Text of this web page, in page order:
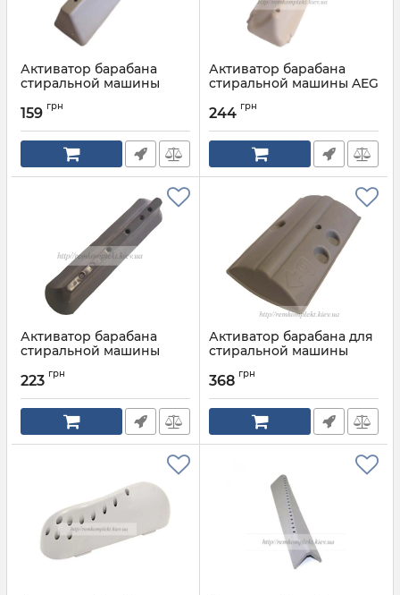
Активатор барабана
стиральной машины
Артикул:
159 грн
Активатор барабана
стиральной машины AEG
отверстий
Артикул: 53188954431/А
244 грн
Активатор барабана
стиральной машины
отверстий
Артикул: 50252271007
223 грн
Активатор барабана для
стиральной машины
Артикул:
368 грн